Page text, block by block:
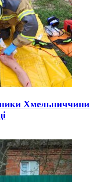
Хмельниччини